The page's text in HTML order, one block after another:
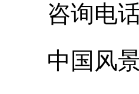
咨询电
中国风景